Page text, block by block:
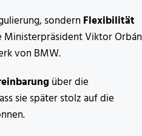
sondern Flexibilität
Viktor Orbán
von BMW.
über die
sie später stolz auf die